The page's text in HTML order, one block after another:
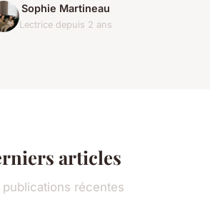
Sophie Martineau
Lectrice depuis 2 ans
articles
publications récentes